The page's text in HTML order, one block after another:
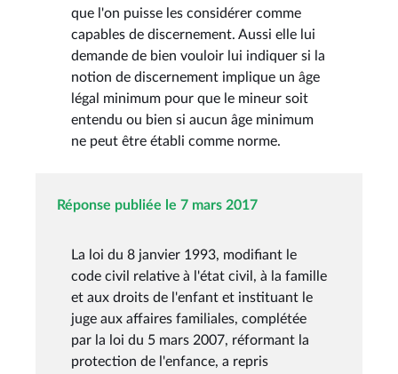
que l'on puisse les considérer comme
capables de discernement. Aussi elle lui
demande de bien vouloir lui indiquer si la
notion de discernement implique un âge
légal minimum pour que le mineur soit
entendu ou bien si aucun âge minimum
ne peut être établi comme norme.
Réponse publiée le 7 mars 2017
La loi du 8 janvier 1993, modifiant le
code civil relative à l'état civil, à la famille
et aux droits de l'enfant et instituant le
juge aux affaires familiales, complétée
par la loi du 5 mars 2007, réformant la
protection de l'enfance, a repris